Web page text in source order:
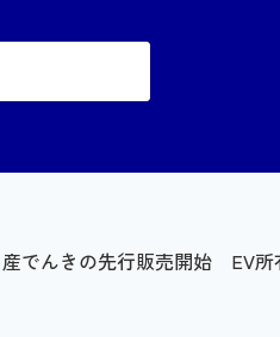
でんきの先行販売開始 EV所